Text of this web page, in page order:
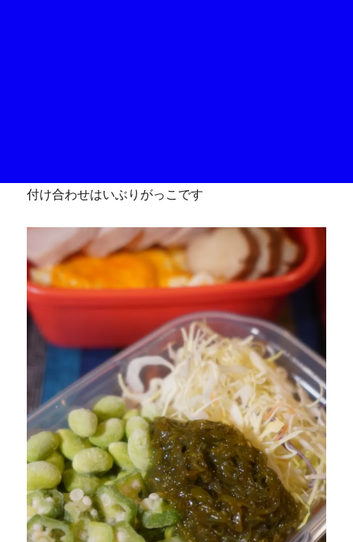
付け合わせはいぶりがっこです